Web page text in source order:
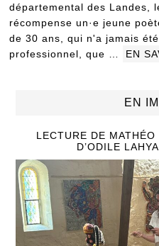
départemental des Landes,
récompense un·e jeune
de 30 ans, qui n'a jamais
professionnel, que …
EN
EN
LECTURE DE
D’ODILE